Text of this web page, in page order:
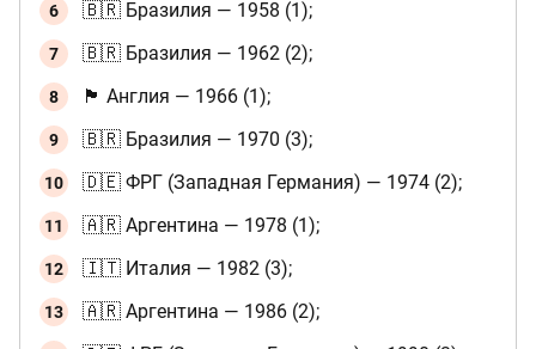
🇧🇷 Бразилия — 1958 (1);
🇧🇷 Бразилия — 1962 (2);
🏴󠁧󠁢󠁥󠁮󠁧󠁿 Англия — 1966 (1);
🇧🇷 Бразилия — 1970 (3);
🇩🇪 ФРГ (Западная Германия) — 1974 (2);
🇦🇷 Аргентина — 1978 (1);
🇮🇹 Италия — 1982 (3);
🇦🇷 Аргентина — 1986 (2);